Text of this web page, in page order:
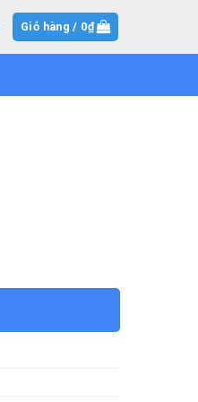
Giỏ hàng / 0₫